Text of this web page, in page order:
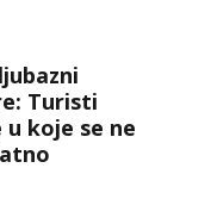
Turisti
u koje se ne